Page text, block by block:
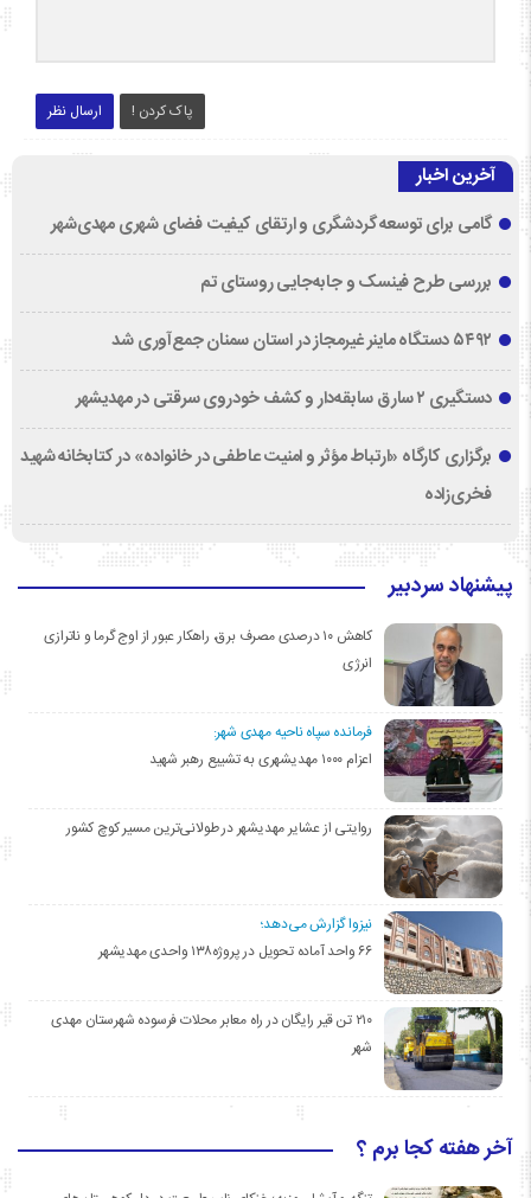
ارسال نظر پاک کردن !
آخرین اخبار
گامی برای توسعه گردشگری و ارتقای کیفیت فضای شهری مهدی‌شهر
بررسی طرح فینسک و جابه‌جایی روستای تم
۵۴۹۲ دستگاه ماینر غیرمجاز در استان سمنان جمع‌آوری شد
دستگیری ۲ سارق سابقه‌دار و کشف خودروی سرقتی در مهدیشهر
برگزاری کارگاه «ارتباط مؤثر و امنیت عاطفی در خانواده» در کتابخانه شهید
فخری‌زاده
پیشنهاد سردبیر
کاهش ۱۰ درصدی مصرف برق، راهکار عبور از اوج گرما و ناترازی
انرژی
فرمانده سپاه ناحیه مهدی شهر:
اعزام ۱۰۰۰ مهدیشهری به تشییع رهبر شهید
روایتی از عشایر مهدیشهر در طولانی‌ترین مسیر کوچ کشور
نیزوا گزارش می‌دهد؛
۶۶ واحد آماده تحویل در پروژه۱۳۸ واحدی مهدیشهر
۲۱۰ تن قیر رایگان در راه معابر محلات فرسوده شهرستان مهدی
شهر
آخر هفته کجا برم ؟